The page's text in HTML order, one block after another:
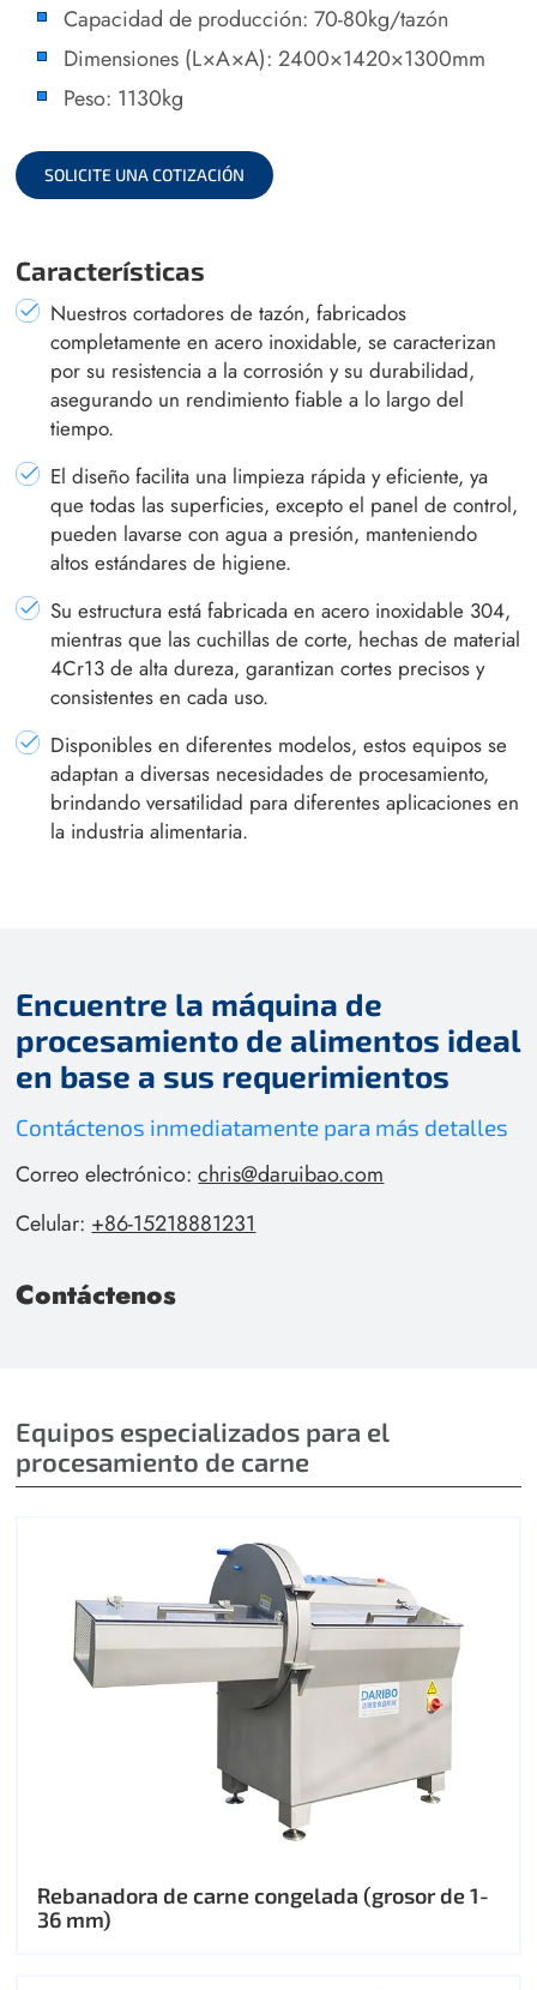
Capacidad de producción: 70-80kg/tazón
Dimensiones (L×A×A): 2400×1420×1300mm
Peso: 1130kg
SOLICITE UNA COTIZACIÓN
Características
Nuestros cortadores de tazón, fabricados
completamente en acero inoxidable, se caracterizan
por su resistencia a la corrosión y su durabilidad,
asegurando un rendimiento fiable a lo largo del
tiempo.
El diseño facilita una limpieza rápida y eficiente, ya
que todas las superficies, excepto el panel de control,
pueden lavarse con agua a presión, manteniendo
altos estándares de higiene.
Su estructura está fabricada en acero inoxidable 304,
mientras que las cuchillas de corte, hechas de material
4Cr13 de alta dureza, garantizan cortes precisos y
consistentes en cada uso.
Disponibles en diferentes modelos, estos equipos se
adaptan a diversas necesidades de procesamiento,
brindando versatilidad para diferentes aplicaciones en
la industria alimentaria.
Encuentre la máquina de
procesamiento de alimentos ideal
en base a sus requerimientos
Contáctenos inmediatamente para más detalles
Correo electrónico:chris@daruibao.com
Celular: +86-15218881231
Contáctenos
Equipos especializados para el
procesamiento de carne
Rebanadora de carne congelada (grosor de 1-
36 mm)